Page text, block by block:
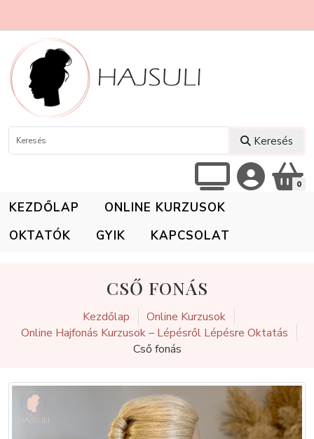
Keresés
0
KEZDŐLAP
ONLINE KURZUSOK
OKTATÓK
GYIK KAPCSOLAT
CSŐ FONÁS
Kezdőlap
Online Kurzusok
Online Hajfonás Kurzusok – Lépésről Lépésre Oktatás
Cső fonás